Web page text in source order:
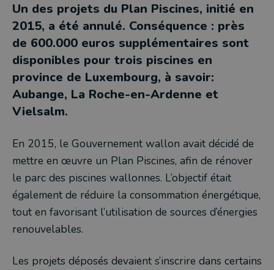
Un des projets du Plan Piscines, initié en
2015, a été annulé. Conséquence : près
de 600.000 euros supplémentaires sont
disponibles pour trois piscines en
province de Luxembourg, à savoir:
Aubange, La Roche-en-Ardenne et
Vielsalm.
En 2015, le Gouvernement wallon avait décidé de
mettre en œuvre un Plan Piscines, afin de rénover
le parc des piscines wallonnes. L’objectif était
également de réduire la consommation énergétique,
tout en favorisant l’utilisation de sources d’énergies
renouvelables.
Les projets déposés devaient s’inscrire dans certains